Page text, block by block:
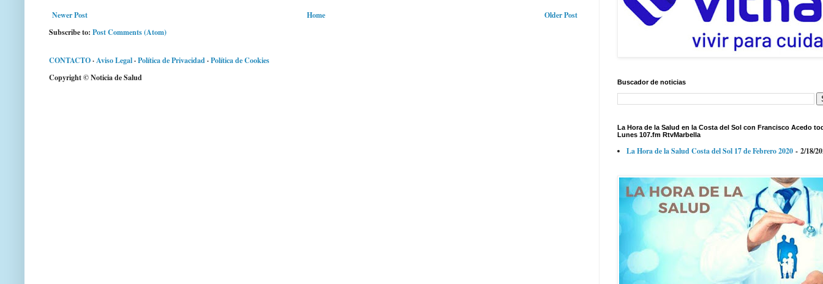
Newer Post Older Post
Home
Subscribe to: Post Comments (Atom)
CONTACTO·Aviso Legal·Política de Privacidad·Política de Cookies
Copyright © Noticia de Salud
Buscador de noticias
La Hora de la Salud en la Costa del Sol con Francisco Acedo
Lunes 107.fm RtvMarbella
La Hora de la Salud Costa del Sol 17 de Febrero 2020 - 2/18/